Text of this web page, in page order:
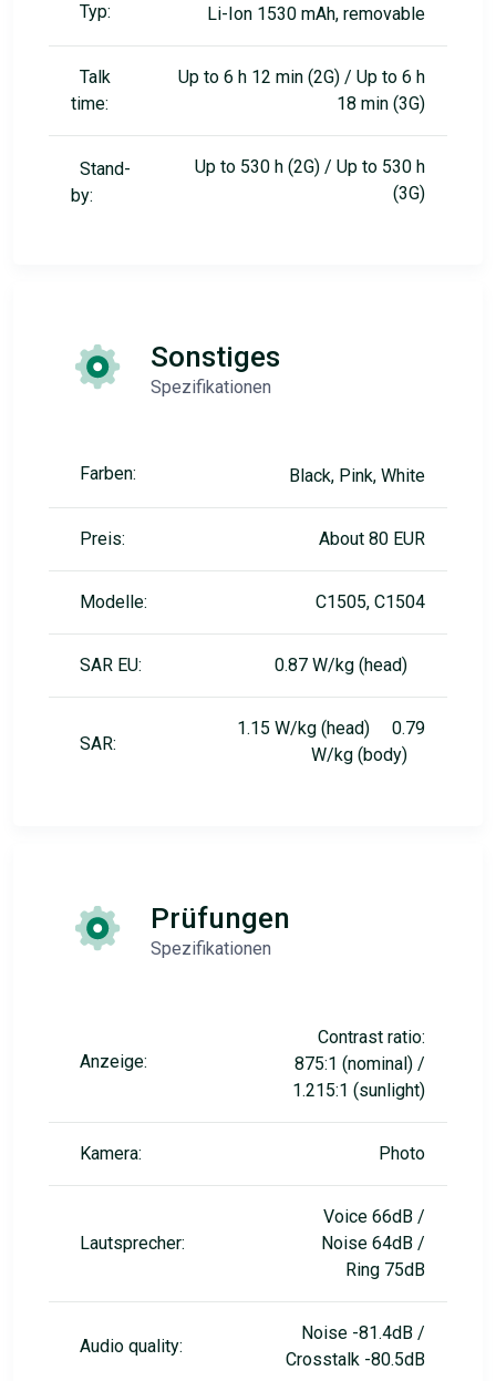
Typ: Li-Ion 1530 mAh, removable
Talk
time:
Up to 6 h 12 min (2G) / Up to 6 h
18 min (3G)
Stand-
by:
Up to 530 h (2G) / Up to 530 h
(3G)
Sonstiges
Spezifikationen
Farben: Black, Pink, White
Preis: About 80 EUR
Modelle: C1505, C1504
SAR EU: 0.87 W/kg (head)
SAR:
1.15 W/kg (head) 0.79
W/kg (body)
Prüfungen
Spezifikationen
Anzeige:
Contrast ratio:
875:1 (nominal) /
1.215:1 (sunlight)
Kamera: Photo
Lautsprecher:
Voice 66dB /
Noise 64dB /
Ring 75dB
Audio quality:
Noise -81.4dB /
Crosstalk -80.5dB